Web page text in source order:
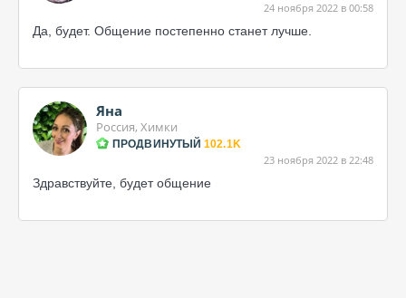
24 ноября 2022 в 00:58
Да, будет. Общение постепенно станет лучше.
Яна
Россия, Химки
ПРОДВИНУТЫЙ 102.1K
23 ноября 2022 в 22:48
Здравствуйте, будет общение